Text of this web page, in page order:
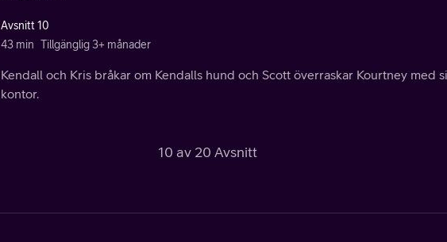
Avsnitt 10
43 min Tillgänglig 3+ månader
Kendall och Kris bråkar om Kendalls hund och Scott överraskar Kourtney med
kontor.
10 av 20 Avsnitt